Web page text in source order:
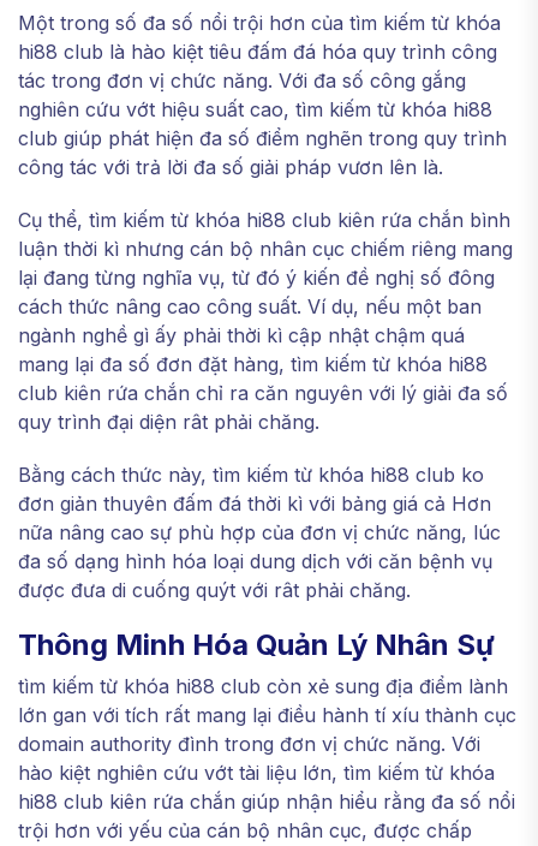
Một trong số đa số nổi trội hơn của tìm kiếm từ khóa
hi88 club là hào kiệt tiêu đấm đá hóa quy trình công
tác trong đơn vị chức năng. Với đa số công gắng
nghiên cứu vớt hiệu suất cao, tìm kiếm từ khóa hi88
club giúp phát hiện đa số điểm nghẽn trong quy trình
công tác với trả lời đa số giải pháp vươn lên là.
Cụ thể, tìm kiếm từ khóa hi88 club kiên rứa chắn bình
luận thời kì nhưng cán bộ nhân cục chiếm riêng mang
lại đang từng nghĩa vụ, từ đó ý kiến đề nghị số đông
cách thức nâng cao công suất. Ví dụ, nếu một ban
ngành nghề gì ấy phải thời kì cập nhật chậm quá
mang lại đa số đơn đặt hàng, tìm kiếm từ khóa hi88
club kiên rứa chắn chỉ ra căn nguyên với lý giải đa số
quy trình đại diện rât phải chăng.
Bằng cách thức này, tìm kiếm từ khóa hi88 club ko
đơn giản thuyên đấm đá thời kì với bảng giá cả Hơn
nữa nâng cao sự phù hợp của đơn vị chức năng, lúc
đa số dạng hình hóa loại dung dịch với căn bệnh vụ
được đưa di cuống quýt với rât phải chăng.
Thông Minh Hóa Quản Lý Nhân Sự
tìm kiếm từ khóa hi88 club còn xẻ sung địa điểm lành
lớn gan với tích rất mang lại điều hành tí xíu thành cục
domain authority đình trong đơn vị chức năng. Với
hào kiệt nghiên cứu vớt tài liệu lớn, tìm kiếm từ khóa
hi88 club kiên rứa chắn giúp nhận hiểu rằng đa số nổi
trội hơn với yếu của cán bộ nhân cục, được chấp